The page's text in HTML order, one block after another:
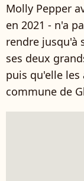
Molly Pepper
en 2021 - n'a
rendre jusqu'à
ses deux
puis qu'elle
commune de